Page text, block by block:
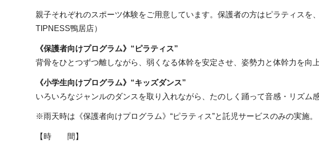
親子それぞれのスポーツ体験をご用意しています。保護者の方はピラティス
TIPNESS鴨居店​）
《保護者向けプログラム》“ピラティス”
背骨をひとつずつ離しながら、弱くなる体幹を安定させ、姿勢力と体幹力を向
《小学生向けプログラム》“キッズダンス”
いろいろなジャンルのダンスを取り入れながら、たのしく踊って音感・リズム
※雨天時は《保護者向けプログラム》“ピラティス”と託児サービスのみの実施。
【時 間】